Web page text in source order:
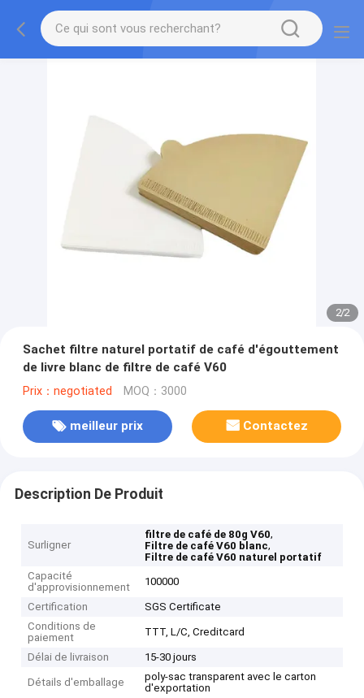
2/2
Sachet filtre naturel portatif de café d'égouttement
de livre blanc de filtre de café V60
Prix：negotiated MOQ：3000
meilleur prix Contactez
Description De Produit
Surligner
filtre de café de 80g V60,
Filtre de café V60 blanc,
Filtre de café V60 naturel portatif
Capacité
d'approvisionnement
100000
Certification
SGS Certificate
Conditions de
paiement
TTT, L/C, Creditcard
Délai de livraison 15-30 jours
Détails d'emballage
poly-sac transparent avec le carton
d'exportation